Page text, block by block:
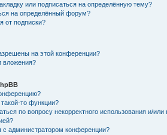
или подписаться на определённую тему?
на определённый форум?
от подписки?
на этой конференции?
вложения?
то функции?
по вопросу некорректного использования и/
с администратором конференции?